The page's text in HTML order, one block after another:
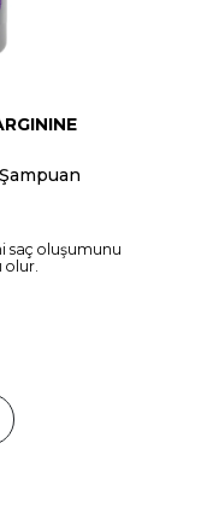
saç oluşumunu
olur.